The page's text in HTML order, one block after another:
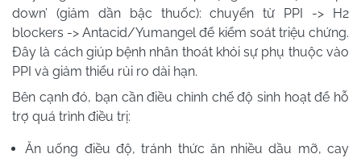
down’ (giảm dần bậc thuốc): chuyển từ PPI -> H2
blockers -> Antacid/Yumangel để kiểm soát triệu chứng.
Đây là cách giúp bệnh nhân thoát khỏi sự phụ thuộc vào
PPI và giảm thiểu rủi ro dài hạn.
Bên cạnh đó, bạn cần điều chỉnh chế độ sinh hoạt để hỗ
trợ quá trình điều trị:
Ăn uống điều độ, tránh thức ăn nhiều dầu mỡ, cay